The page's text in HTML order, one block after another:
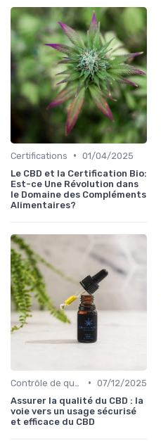
Certifications • 01/04/2025
Le CBD et la Certification Bio:
Est-ce Une Révolution dans
le Domaine des Compléments
Alimentaires?
• 07/12/2025
Assurer la qualité du CBD : la
voie vers un usage sécurisé
et efficace du CBD